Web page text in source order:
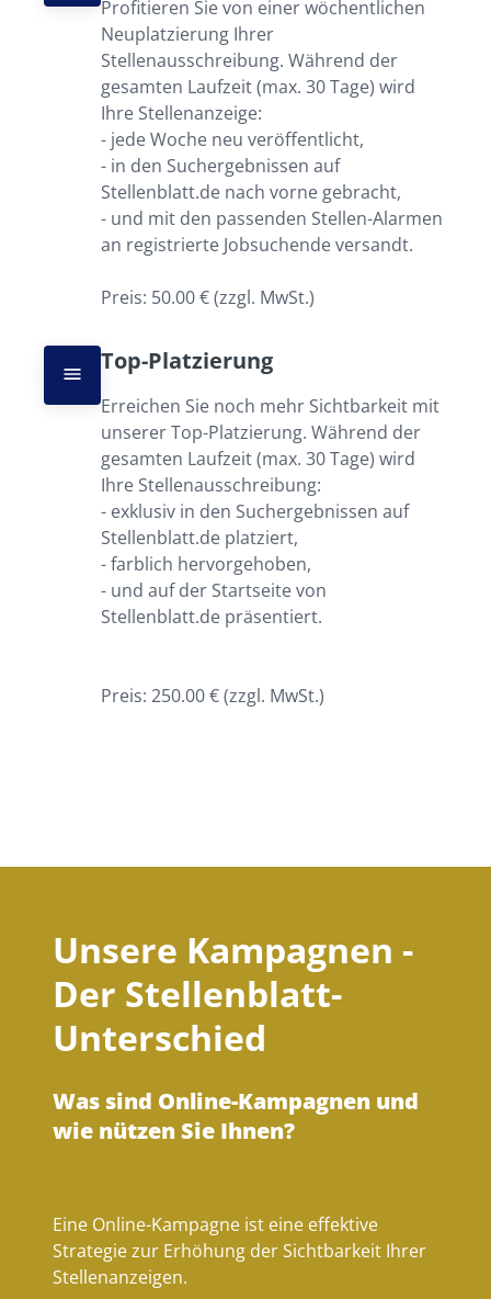
Profitieren Sie von einer wöchentlichen
Neuplatzierung Ihrer
Stellenausschreibung. Während der
gesamten Laufzeit (max. 30 Tage) wird
Ihre Stellenanzeige:
- jede Woche neu veröffentlicht,
- in den Suchergebnissen auf
Stellenblatt.de nach vorne gebracht,
- und mit den passenden Stellen-Alarmen
an registrierte Jobsuchende versandt.
Preis: 50.00 € (zzgl. MwSt.)
Top-Platzierung
Erreichen Sie noch mehr Sichtbarkeit mit
unserer Top-Platzierung. Während der
gesamten Laufzeit (max. 30 Tage) wird
Ihre Stellenausschreibung:
- exklusiv in den Suchergebnissen auf
Stellenblatt.de platziert,
- farblich hervorgehoben,
- und auf der Startseite von
Stellenblatt.de präsentiert.
Preis: 250.00 € (zzgl. MwSt.)
Unsere Kampagnen -
Der Stellenblatt-
Unterschied
Was sind Online-Kampagnen und
wie nützen Sie Ihnen?
Eine Online-Kampagne ist eine effektive
Strategie zur Erhöhung der Sichtbarkeit Ihrer
Stellenanzeigen.